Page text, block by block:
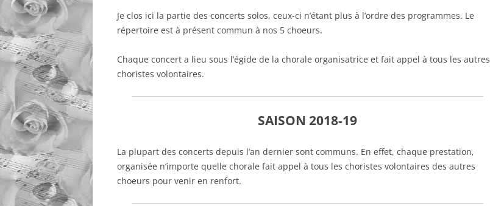
Je clos ici la partie des concerts solos, ceux-ci n’étant plus à l’ordre des programmes. Le
répertoire est à présent commun à nos 5 choeurs.
Chaque concert a lieu sous l’égide de la chorale organisatrice et fait appel à tous les autres
choristes volontaires.
SAISON 2018-19
La plupart des concerts depuis l’an dernier sont communs. En effet, chaque prestation,
organisée n’importe quelle chorale fait appel à tous les choristes volontaires des autres
choeurs pour venir en renfort.